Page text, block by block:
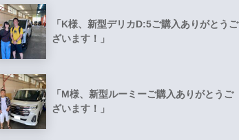
「K様、新型デリカD:5ご購入ありがとうご
ざいます！」
「M様、新型ルーミーご購入ありがとうご
ざいます！」